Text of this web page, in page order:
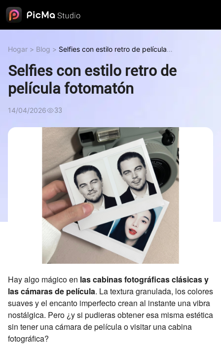
Hogar > Blog > Selfies con estilo retro de película
Selfies con estilo retro de
película fotomatón
14/04/2026 33
Hay algo mágico en las cabinas fotográficas clásicas y
las cámaras de película. La textura granulada, los colores
suaves y el encanto imperfecto crean al instante una vibra
nostálgica. Pero ¿y si pudieras obtener esa misma estética
sin tener una cámara de película o visitar una cabina
fotográfica?